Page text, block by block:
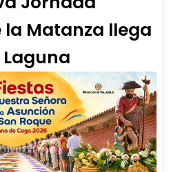
Matanza llega